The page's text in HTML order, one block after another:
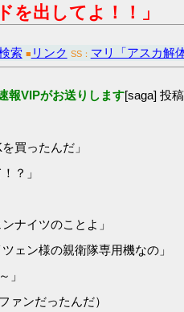
を出してよ！！」
索 ■ リンク SS： マリ「アスカ解
報VIPがお送りします[saga] 投
買ったんだ」
？」
ナイツのことよ」
ェン様の親衛隊専用機なの」
」
ァンだったんだ）